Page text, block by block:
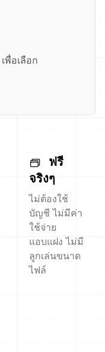
เพื่อเลือก
ฟรี
จริงๆ
ไม่ต้องใช้
บัญชี ไม่มีค่า
ใช้จ่าย
แอบแฝง ไม่มี
ลูกเล่นขนาด
ไฟล์